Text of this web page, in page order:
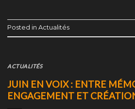
Posted in Actualités
ACTUALITÉS
JUIN EN VOIX : ENTRE
ENGAGEMENT ET